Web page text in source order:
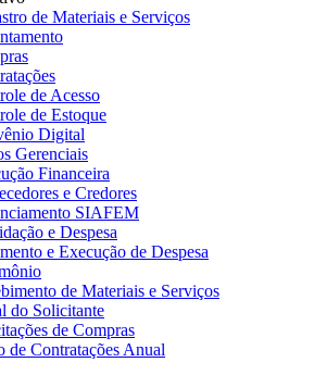
de Materiais e Serviços
de Acesso
de Estoque
Digital
Gerenciais
Financeira
e Credores
SIAFEM
e Despesa
e Execução de Despesa
de Materiais e Serviços
do Solicitante
de Compras
de Contratações Anual